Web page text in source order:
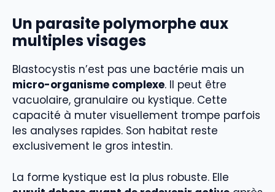
Un parasite polymorphe aux
multiples visages
Blastocystis n’est pas une bactérie mais un
micro-organisme complexe. Il peut être
vacuolaire, granulaire ou kystique. Cette
capacité à muter visuellement trompe parfois
les analyses rapides. Son habitat reste
exclusivement le gros intestin.
La forme kystique est la plus robuste. Elle